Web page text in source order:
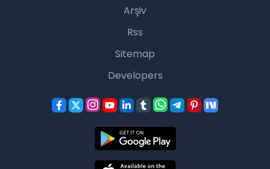
Arşiv
Rss
Sitemap
Developers